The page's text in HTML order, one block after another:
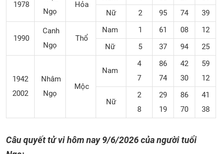
1978
Ngọ
Hỏa
Nữ
2 95 74 39
1990
Canh
Ngọ
Thổ
Nam 1 61 08
12
Nữ
5 37 94 25
1942
2002
Nhâm
Ngọ
Mộc
Nam
4
7
86
74
42
30
59
12
Nữ
2
8
29
19
86
70
41
38
Câu quyết tử vi hôm nay9/6/2026 của người tuổi